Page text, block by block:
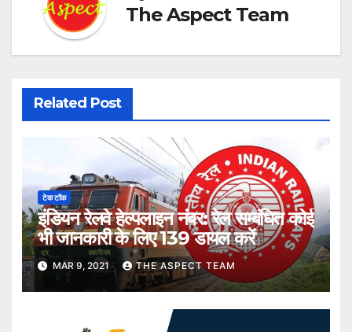
The Aspect Team
Related Post
टेक टॉक
इंडियन रेलवे हेल्पलाइन नंबर: रेल सम्बंधित कोई
भी जानकारी के लिए 139 डायल करें
MAR 9, 2021 THE ASPECT TEAM